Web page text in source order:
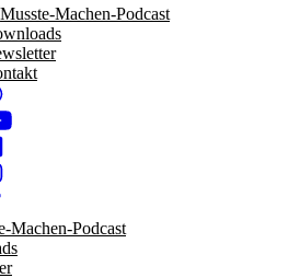
Musste-Machen-Podcast
Machen-Podcast